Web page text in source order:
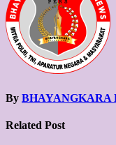
By BHAYANGKARA
Related Post